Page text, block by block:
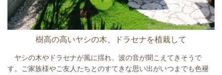
樹高の高いヤシの木、ドラセナを植栽して
ヤシの木やドラセナが風に揺れ、波の音が聞こえてきそうで
す。ご家族様やご友人たちとのすてきな思い出がいつまでも色褪